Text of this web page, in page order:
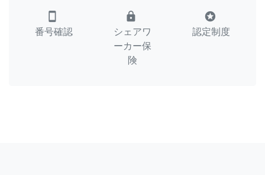
smartphone
番号確認
lock
シェアワ
ーカー保
険
stars
認定制度